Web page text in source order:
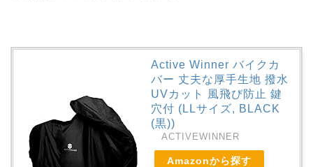
Active Winner バイクカ
バー 丈夫な厚手生地 撥水
UVカット 風飛び防止 鍵
穴付 (LLサイズ, BLACK
(黒))
ACTIVEWINNER
Amazonから探す